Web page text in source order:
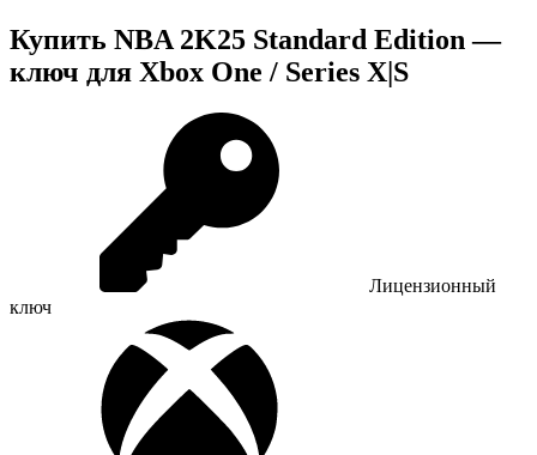
Купить NBA 2K25 Standard Edition —
ключ для Xbox One / Series X|S
Лицензионный
ключ